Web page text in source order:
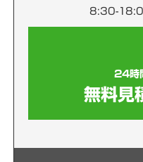
8:30-18:00
24時
無料見